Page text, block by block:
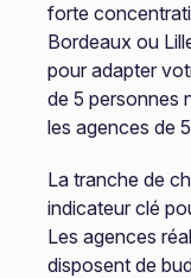
forte
Bordeaux ou
pour adapter
de 5 personnes
les agences de
La tranche de
indicateur clé
Les agences
disposent de